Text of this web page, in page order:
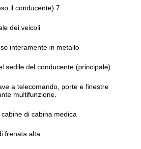
il conducente) 7
dei veicoli
interamente in metallo
sedile del conducente (principale)
a telecomando, porte e finestre
multifunzione.
di cabina medica
frenata alta